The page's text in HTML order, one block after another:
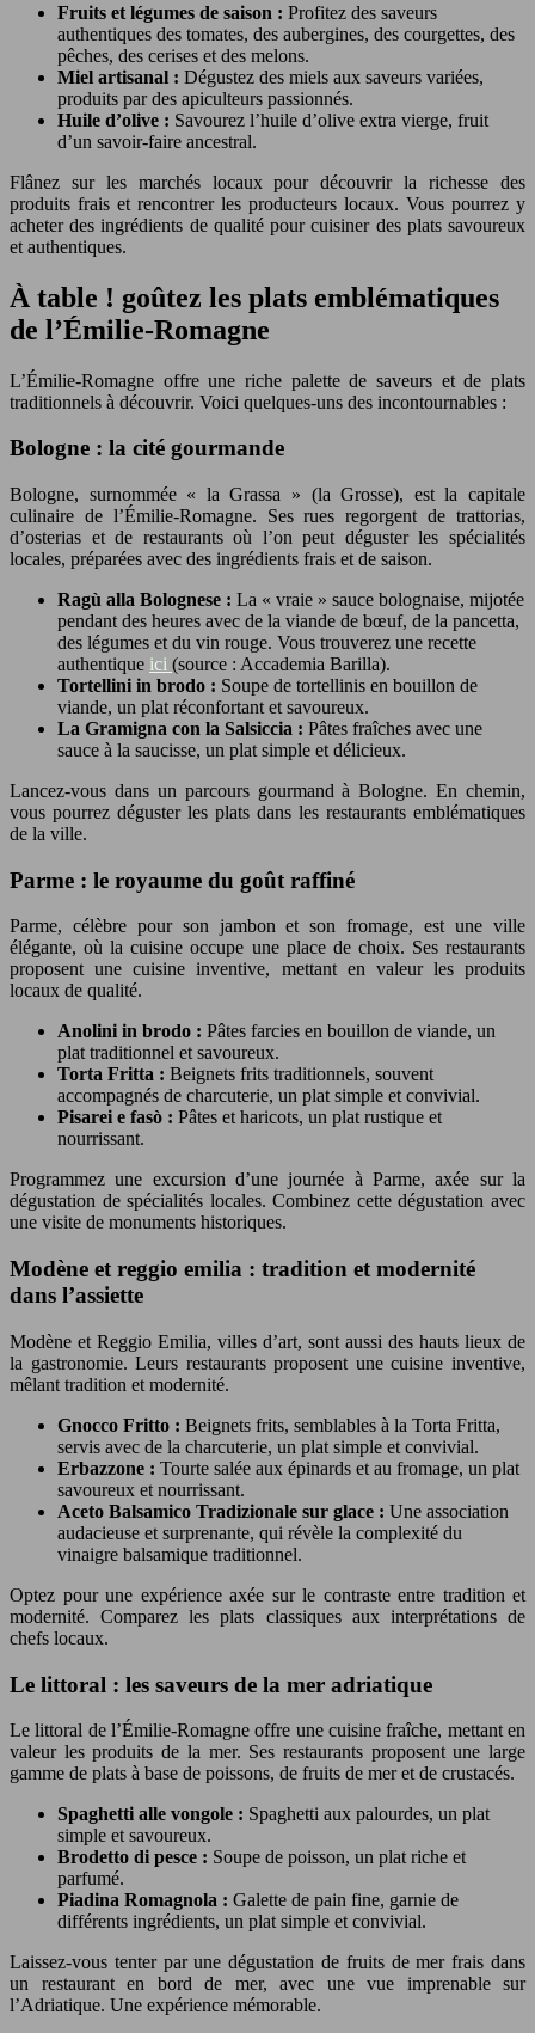
Fruits et légumes de saison : Profitez des saveurs
authentiques des tomates, des aubergines, des courgettes, des
pêches, des cerises et des melons.
Miel artisanal : Dégustez des miels aux saveurs variées,
produits par des apiculteurs passionnés.
Huile d’olive : Savourez l’huile d’olive extra vierge, fruit
d’un savoir-faire ancestral.
Flânez sur les marchés locaux pour découvrir la richesse des
produits frais et rencontrer les producteurs locaux. Vous pourrez y
acheter des ingrédients de qualité pour cuisiner des plats savoureux
et authentiques.
À table ! goûtez les plats emblématiques
de l’Émilie-Romagne
L’Émilie-Romagne offre une riche palette de saveurs et de plats
traditionnels à découvrir. Voici quelques-uns des incontournables :
Bologne : la cité gourmande
Bologne, surnommée « la Grassa » (la Grosse), est la capitale
culinaire de l’Émilie-Romagne. Ses rues regorgent de trattorias,
d’osterias et de restaurants où l’on peut déguster les spécialités
locales, préparées avec des ingrédients frais et de saison.
Ragù alla Bolognese : La « vraie » sauce bolognaise, mijotée
pendant des heures avec de la viande de bœuf, de la pancetta,
des légumes et du vin rouge. Vous trouverez une recette
authentique ici (source : Accademia Barilla).
Tortellini in brodo : Soupe de tortellinis en bouillon de
viande, un plat réconfortant et savoureux.
La Gramigna con la Salsiccia : Pâtes fraîches avec une
sauce à la saucisse, un plat simple et délicieux.
Lancez-vous dans un parcours gourmand à Bologne. En chemin,
vous pourrez déguster les plats dans les restaurants emblématiques
de la ville.
Parme : le royaume du goût raffiné
Parme, célèbre pour son jambon et son fromage, est une ville
élégante, où la cuisine occupe une place de choix. Ses restaurants
proposent une cuisine inventive, mettant en valeur les produits
locaux de qualité.
Anolini in brodo : Pâtes farcies en bouillon de viande, un
plat traditionnel et savoureux.
Torta Fritta : Beignets frits traditionnels, souvent
accompagnés de charcuterie, un plat simple et convivial.
Pisarei e fasò : Pâtes et haricots, un plat rustique et
nourrissant.
Programmez une excursion d’une journée à Parme, axée sur la
dégustation de spécialités locales. Combinez cette dégustation avec
une visite de monuments historiques.
Modène et reggio emilia : tradition et modernité
dans l’assiette
Modène et Reggio Emilia, villes d’art, sont aussi des hauts lieux de
la gastronomie. Leurs restaurants proposent une cuisine inventive,
mêlant tradition et modernité.
Gnocco Fritto : Beignets frits, semblables à la Torta Fritta,
servis avec de la charcuterie, un plat simple et convivial.
Erbazzone : Tourte salée aux épinards et au fromage, un plat
savoureux et nourrissant.
Aceto Balsamico Tradizionale sur glace : Une association
audacieuse et surprenante, qui révèle la complexité du
vinaigre balsamique traditionnel.
Optez pour une expérience axée sur le contraste entre tradition et
modernité. Comparez les plats classiques aux interprétations de
chefs locaux.
Le littoral : les saveurs de la mer adriatique
Le littoral de l’Émilie-Romagne offre une cuisine fraîche, mettant en
valeur les produits de la mer. Ses restaurants proposent une large
gamme de plats à base de poissons, de fruits de mer et de crustacés.
Spaghetti alle vongole : Spaghetti aux palourdes, un plat
simple et savoureux.
Brodetto di pesce : Soupe de poisson, un plat riche et
parfumé.
Piadina Romagnola : Galette de pain fine, garnie de
différents ingrédients, un plat simple et convivial.
Laissez-vous tenter par une dégustation de fruits de mer frais dans
un restaurant en bord de mer, avec une vue imprenable sur
l’Adriatique. Une expérience mémorable.